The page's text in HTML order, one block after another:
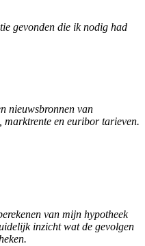
gevonden die ik nodig had
nieuwsbronnen van
marktrente en euribor tarieven.
van mijn hypotheek
inzicht wat de gevolgen